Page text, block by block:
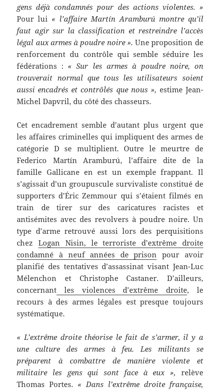
gens déjà condamnés pour des actions violentes. »
Pour lui « l’affaire Martín Aramburú montre qu’il
faut agir sur la classification et restreindre l’accès
légal aux armes à poudre noire ». Une proposition de
renforcement du contrôle qui semble séduire les
fédérations : « Sur les armes à poudre noire, on
trouverait normal que tous les utilisateurs soient
aussi encadrés et contrôlés que nous », estime Jean-
Michel Dapvril, du côté des chasseurs.
Cet encadrement semble d’autant plus urgent que
les affaires criminelles qui impliquent des armes de
catégorie D se multiplient. Outre le meurtre de
Federico Martín Aramburú, l’affaire dite de la
famille Gallicane en est un exemple frappant. Il
s’agissait d’un groupuscule survivaliste constitué de
supporters d’Éric Zemmour qui s’étaient filmés en
train de tirer sur des caricatures racistes et
antisémites avec des revolvers à poudre noire. Un
type d’arme retrouvé aussi lors des perquisitions
chezLogan Nisin, le terroriste d’extrême droite
condamné à neuf années de prison pour avoir
planifié des tentatives d’assassinat visant Jean-Luc
Mélenchon et Christophe Castaner. D’ailleurs,
concernant les violences d’extrême droite, le
recours à des armes légales est presque toujours
systématique.
« L’extrême droite théorise le fait de s’armer, il y a
une culture des armes à feu. Les militants se
préparent à combattre de manière violente et
militaire les gens qui sont face à eux », relève
Thomas Portes. « Dans l’extrême droite française,